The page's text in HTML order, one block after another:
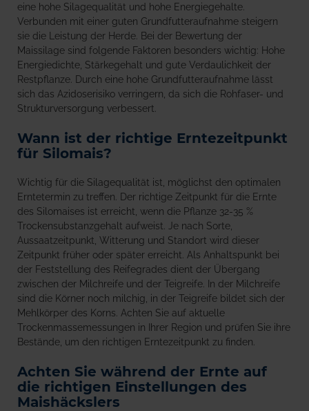
eine hohe Silagequalität und hohe Energiegehalte.
Verbunden mit einer guten Grundfutteraufnahme steigern
sie die Leistung der Herde. Bei der Bewertung der
Maissilage sind folgende Faktoren besonders wichtig: Hohe
Energiedichte, Stärkegehalt und gute Verdaulichkeit der
Restpflanze. Durch eine hohe Grundfutteraufnahme lässt
sich das Azidoserisiko verringern, da sich die Rohfaser- und
Strukturversorgung verbessert.
Wann ist der richtige Erntezeitpunkt
für Silomais?
Wichtig für die Silagequalität ist, möglichst den optimalen
Erntetermin zu treffen. Der richtige Zeitpunkt für die Ernte
des Silomaises ist erreicht, wenn die Pflanze 32-35 %
Trockensubstanzgehalt aufweist. Je nach Sorte,
Aussaatzeitpunkt, Witterung und Standort wird dieser
Zeitpunkt früher oder später erreicht. Als Anhaltspunkt bei
der Feststellung des Reifegrades dient der Übergang
zwischen der Milchreife und der Teigreife. In der Milchreife
sind die Körner noch milchig, in der Teigreife bildet sich der
Mehlkörper des Korns. Achten Sie auf aktuelle
Trockenmassemessungen in Ihrer Region und prüfen Sie ihre
Bestände, um den richtigen Erntezeitpunkt zu finden.
Achten Sie während der Ernte auf
die richtigen Einstellungen des
Maishäckslers